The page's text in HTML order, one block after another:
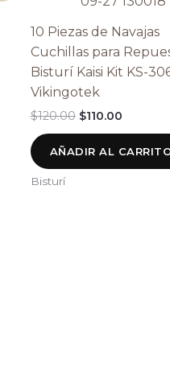
10 Piezas de Navajas
Cuchillas para
Bisturí Kaisi Kit KS-
Vikingotek
$120.00
original
$120.00.
$110.00
actual
$110.00.
AÑADIR AL
Bisturí